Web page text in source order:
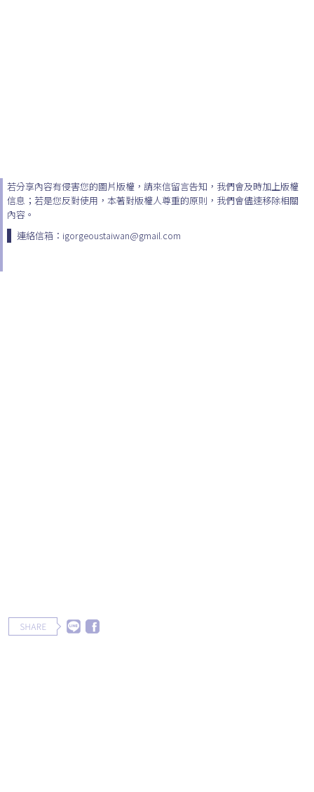
若分享內容有侵害您的圖片版權，請來信留言告知，我們會及時加上版權
信息；若是您反對使用，本著對版權人尊重的原則，我們會儘速移除相關
內容。
連絡信箱：igorgeoustaiwan@gmail.com